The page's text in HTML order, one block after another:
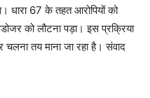
धारा 67 के तहत आरोपियों को
को लौटना पड़ा। इस प्रक्रिया
तय माना जा रहा है। संवाद